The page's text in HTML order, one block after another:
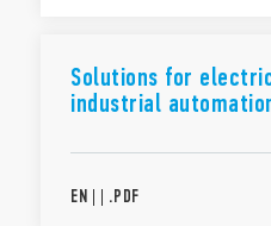
Solutions for
industrial
EN | | .PDF